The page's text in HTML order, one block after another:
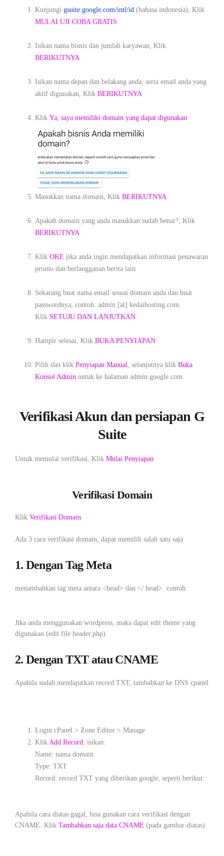
Kunjungi gsuite.google.com/intl/id (bahasa indonesia), Klik
MULAI UJI COBA GRATIS
Isikan nama bisnis dan jumlah karyawan, Klik
BERIKUTNYA
Isikan nama depan dan belakang anda, serta email anda yang
aktif digunakan, Klik BERIKUTNYA
Klik Ya, saya memiliki domain yang dapat digunakan
Masukkan nama domain, Klik BERIKUTNYA
Apakah domain yang anda masukkan sudah benar?, Klik
BERIKUTNYA
Klik OKE jika anda ingin mendapatkan informasi penawaran
promo dan berlangganan berita lain
Sekarang buat nama email sesuai domain anda dan buat
passwordnya, contoh: admin [at] kedaihosting.com.
Klik SETUJU DAN LANJUTKAN
Hampir selesai, Klik BUKA PENYIAPAN
Pilih dan klik Penyiapan Manual, selanjutnya klik Buka
Konsol Admin untuk ke halaman admin.google.com
Verifikasi Akun dan persiapan G
Suite
Untuk memulai verifikasi, Klik Mulai Penyiapan
Verifikasi Domain
Klik Verifikasi Domain
Ada 3 cara verifikasi domain, dapat memilih salah satu saja
1. Dengan Tag Meta
menambahkan tag meta antara <head> dan </ head>. contoh:
Jika anda menggunakan wordpress, maka dapat edit theme yang
digunakan (edit file header.php)
2. Dengan TXT atau CNAME
Apabila sudah mendapatkan record TXT, tambahkan ke DNS cpanel
Login cPanel > Zone Editor > Manage
Klik Add Record, isikan:
Name: nama domain
Type: TXT
Record: record TXT yang diberikan google, seperti berikut:
Apabila cara diatas gagal, bisa gunakan cara verifikasi dengan
CNAME. Klik Tambahkan saja data CNAME (pada gambar diatas)